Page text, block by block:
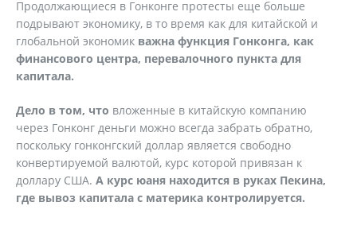
Продолжающиеся в Гонконге протесты еще больше
подрывают экономику, в то время как для китайской и
глобальной экономик важна функция Гонконга, как
финансового центра, перевалочного пункта для
капитала.
Дело в том, что вложенные в китайскую компанию
через Гонконг деньги можно всегда забрать обратно,
поскольку гонконгский доллар является свободно
конвертируемой валютой, курс которой привязан к
доллару США. А курс юаня находится в руках Пекина,
где вывоз капитала с материка контролируется.